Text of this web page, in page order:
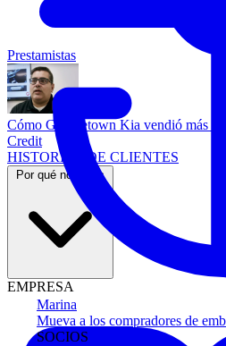
Marina
Mueva a los compradores de
SOCIOS
Prestamistas
Cómo Georgetown Kia vendió más
Credit
HISTORIAS DE CLIENTES
Por qué nosotros
EMPRESA